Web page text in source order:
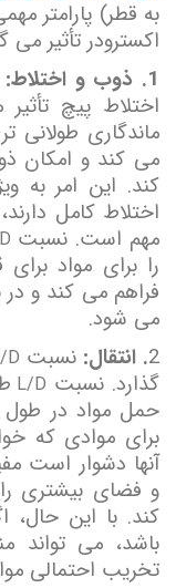
به قطر) پارامتر
​​اکسترودر تأثیر می
1. ذوب و اختلاط:
اختلاط پیچ
ماندگاری طولانی
می کند و امکان
کند. این امر به
اختلاط کامل
مهم است. نسبت
را برای مواد
فراهم می کند و
می شود.
2. انتقال: نسبت D
گذارد. نسبت L/D
حمل مواد در طول
برای موادی که
آنها دشوار است
و فضای بیشتری
کند. با این حال،
باشد، می تواند
تخریب احتمالی